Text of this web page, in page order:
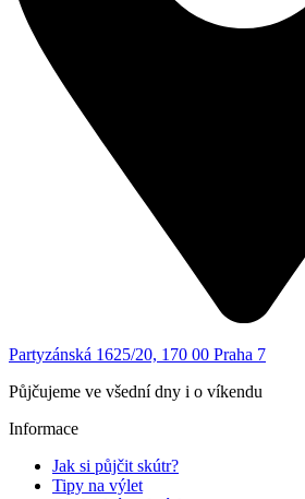
Partyzánská 1625/20, 170 00 Praha 7
Půjčujeme ve všední dny i o víkendu
Informace
Jak si půjčit skútr?
Tipy na výlet